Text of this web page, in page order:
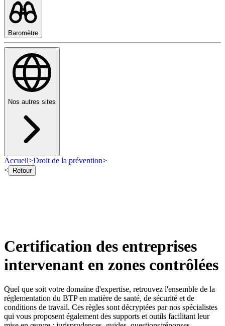
Baromètre
Nos autres sites
Accueil>Droit de la prévention>
<
Retour
Certification des entreprises
intervenant en zones contrôlées
Quel que soit votre domaine d'expertise, retrouvez l'ensemble de la
réglementation du BTP en matière de santé, de sécurité et de
conditions de travail. Ces règles sont décryptées par nos spécialistes
qui vous proposent également des supports et outils facilitant leur